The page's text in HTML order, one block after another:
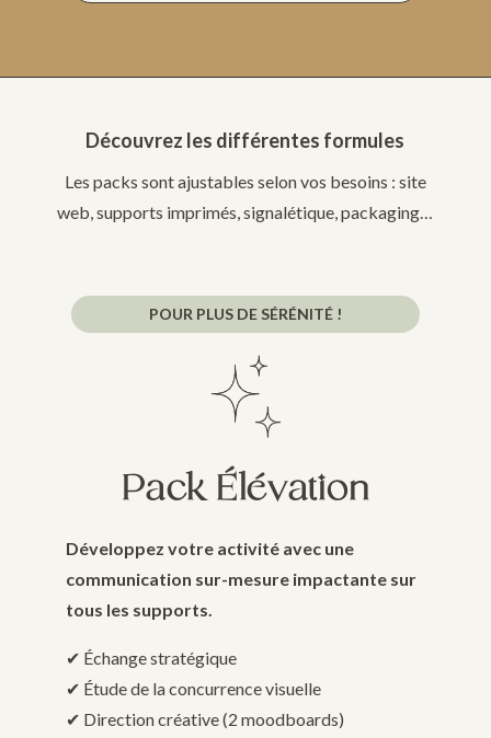
Découvrez les différentes formules
Les packs sont ajustables selon vos besoins : site
web, supports imprimés, signalétique, packaging…
POUR PLUS DE SÉRÉNITÉ !
Pack Élévation
Développez votre activité avec une
communication sur-mesure impactante sur
tous les supports.
✔︎ Échange stratégique
✔︎ Étude de la concurrence visuelle
✔︎ Direction créative (2 moodboards)